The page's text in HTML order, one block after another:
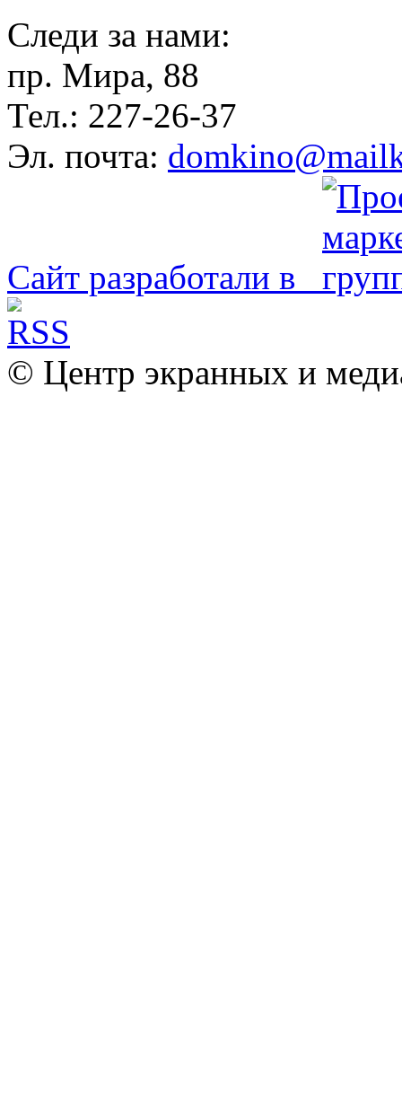
Следи за нами:
пр. Мира, 88
Тел.: 227-26-37
Эл. почта:
Сайт разработали в
© Центр экранных и